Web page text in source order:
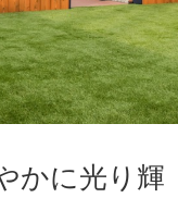
かに光り輝